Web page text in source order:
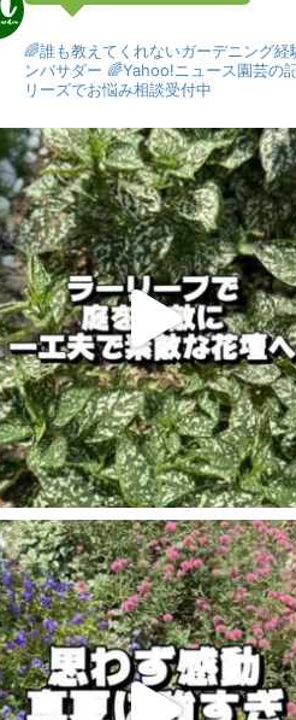
🌈誰も教えてくれないガーデニング経
ンバサダー 🌈Yahoo!ニュース園芸の
リーズでお悩み相談受付中